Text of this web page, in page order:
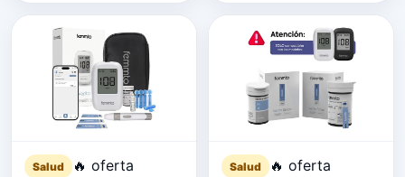
Salud
🔥 oferta
Salud
🔥 oferta